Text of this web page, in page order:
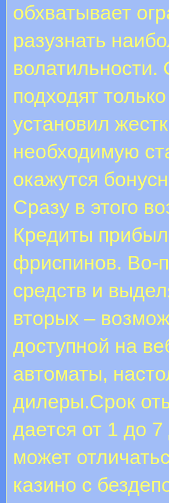
обхватывает
разузнать
подходят
установил
необходимую
окажутся
Сразу в этого
Кредиты
фриспинов. Во-
средств и
вторых –
доступной на
автоматы,
дилеры.Срок
дается от 1 до
может
казино с